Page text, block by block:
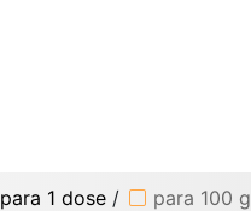
para 1 dose / para 100 g